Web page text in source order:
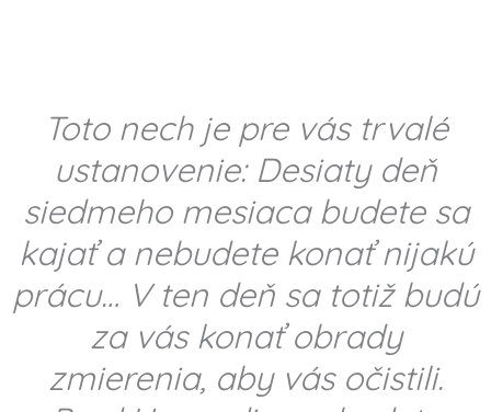
Toto nech je pre vás trvalé
ustanovenie: Desiaty deň
siedmeho mesiaca budete sa
kajať a nebudete konať nijakú
prácu… V ten deň sa totiž budú
za vás konať obrady
zmierenia, aby vás očistili.